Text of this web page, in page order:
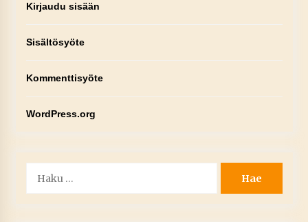
Kirjaudu sisään
Sisältösyöte
Kommenttisyöte
WordPress.org